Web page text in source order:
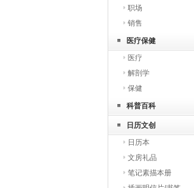
职场
销售
医疗保健
医疗
解剖学
保健
科普百科
日历文创
日历本
文房礼品
笔记素描本册